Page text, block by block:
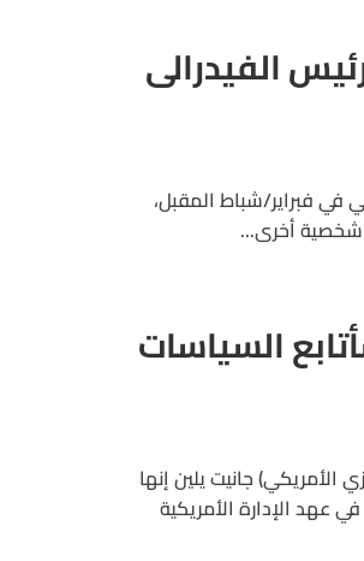
الفيدرالى
في فبراير/شباط المقبل،
شخصية أخرى...
السياسات
الأمريكي) جانيت يلين إنها
عهد الإدارة الأمريكية